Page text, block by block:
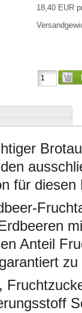
18,40 EUR
für
Anteil